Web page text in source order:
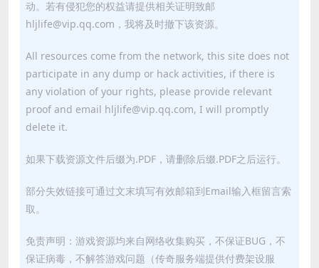
动。若有侵犯您的权益请提供相关证明致邮
hljlife@vip.qq.com，我将及时撤下该资源。
All resources come from the network, this site does not
participate in any dump or hack activities, if there is
any violation of your rights, please provide relevant
proof and email hljlife@vip.qq.com, I will promptly
delete it.
如果下载资源文件后缀为.PDF，请删除后缀.PDF之后运行。
部分失效链接可通过文末填写有效邮箱到Email输入框留言索
取。
免责声明：游戏资源均来自网络收集购买，不保证BUG，不
保证病毒，不解答游戏问题（传奇服务端提供付费架设服